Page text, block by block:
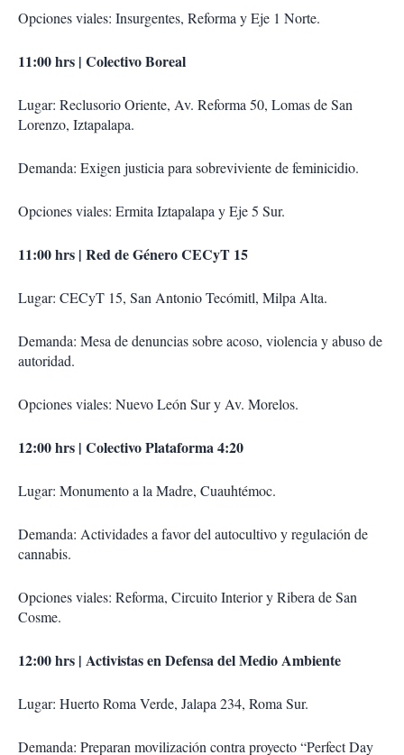
Opciones viales: Insurgentes, Reforma y Eje 1 Norte.
11:00 hrs | Colectivo Boreal
Lugar: Reclusorio Oriente, Av. Reforma 50, Lomas de San
Lorenzo, Iztapalapa.
Demanda: Exigen justicia para sobreviviente de feminicidio.
Opciones viales: Ermita Iztapalapa y Eje 5 Sur.
11:00 hrs | Red de Género CECyT 15
Lugar: CECyT 15, San Antonio Tecómitl, Milpa Alta.
Demanda: Mesa de denuncias sobre acoso, violencia y abuso de
autoridad.
Opciones viales: Nuevo León Sur y Av. Morelos.
12:00 hrs | Colectivo Plataforma 4:20
Lugar: Monumento a la Madre, Cuauhtémoc.
Demanda: Actividades a favor del autocultivo y regulación de
cannabis.
Opciones viales: Reforma, Circuito Interior y Ribera de San
Cosme.
12:00 hrs | Activistas en Defensa del Medio Ambiente
Lugar: Huerto Roma Verde, Jalapa 234, Roma Sur.
Demanda: Preparan movilización contra proyecto “Perfect Day